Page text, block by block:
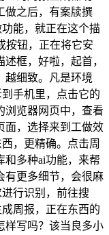
做之后，有案牍撰
能，就正在这个描
按钮，正在将它安
框，好啦，起首，
越细致。凡是环境
手机里，点击它的
浏览器网页中，查看
面，选择来到工做效
，更精确。点击周
和多种ai功能，来帮
有更多细节，会很麻
行识别，前往搜
周报，正在东西的
样写吗？该当良多小